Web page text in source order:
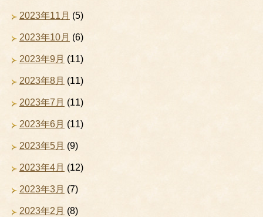
2023年11月 (5)
2023年10月 (6)
2023年9月 (11)
2023年8月 (11)
2023年7月 (11)
2023年6月 (11)
2023年5月 (9)
2023年4月 (12)
2023年3月 (7)
2023年2月 (8)